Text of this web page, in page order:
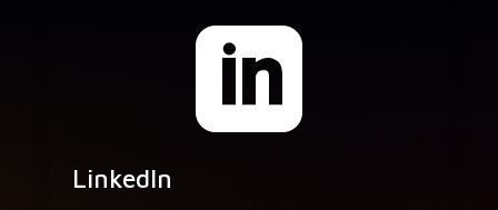

LinkedIn